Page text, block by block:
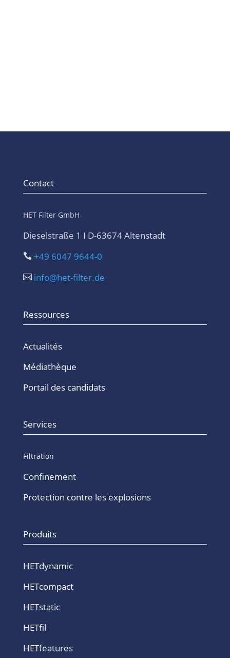
Contact
HET Filter GmbH
Dieselstraße 1 I D-63674 Altenstadt
 +49 6047 9644-0
 info@het-filter.de
Ressources
Actualités
Médiathèque
Portail des candidats
Services
Filtration
Confinement
Protection contre les explosions
Produits
HETdynamic
HETcompact
HETstatic
HETfil
HETfeatures